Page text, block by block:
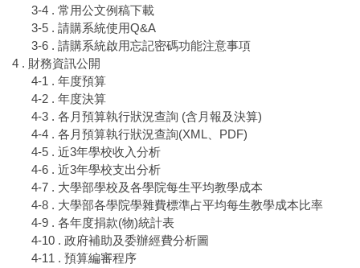
3-4 . 常用公文例稿下載
3-5 . 請購系統使用Q&A
3-6 . 請購系統啟用忘記密碼功能注意事項
4 . 財務資訊公開
4-1 . 年度預算
4-2 . 年度決算
4-3 . 各月預算執行狀況查詢 (含月報及決算)
4-4 . 各月預算執行狀況查詢(XML、PDF)
4-5 . 近3年學校收入分析
4-6 . 近3年學校支出分析
4-7 . 大學部學校及各學院每生平均教學成本
4-8 . 大學部各學院學雜費標準占平均每生教學成本比率
4-9 . 各年度捐款(物)統計表
4-10 . 政府補助及委辦經費分析圖
4-11 . 預算編審程序